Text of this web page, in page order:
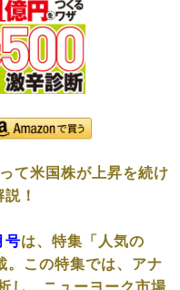
て米国株が上昇を続け
！
号は、特集「人気の
。この特集では、アナ
し、ニューヨーク市場